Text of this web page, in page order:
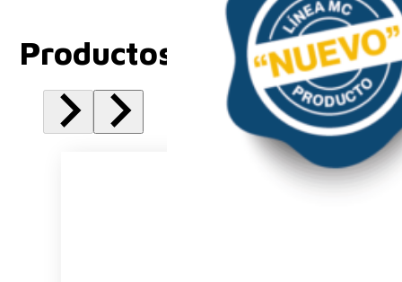
Productos Relacionados